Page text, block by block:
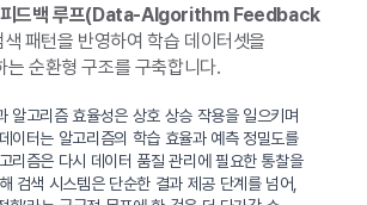
피드백 루프(Data-Algorithm Feedback
패턴을 반영하여 학습 데이터셋을
는 순환형 구조를 구축합니다.
알고리즘 효율성은 상호 상승 작용을 일으키며
이터는 알고리즘의 학습 효율과 예측 정밀도를
리즘은 다시 데이터 품질 관리에 필요한 통찰을
검색 시스템은 단순한 결과 제공 단계를 넘어,